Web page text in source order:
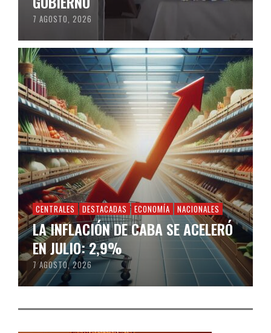
7 AGOSTO, 2026
CENTRALES DESTACADAS ECONOMÍA NACIONALES
LA INFLACIÓN DE CABA SE ACELERÓ
EN JULIO: 2,9%
7 AGOSTO, 2026